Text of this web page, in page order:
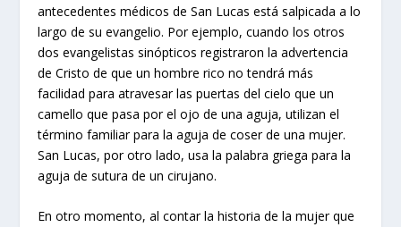
antecedentes médicos de San Lucas está salpicada a lo
largo de su evangelio. Por ejemplo, cuando los otros
dos evangelistas sinópticos registraron la advertencia
de Cristo de que un hombre rico no tendrá más
facilidad para atravesar las puertas del cielo que un
camello que pasa por el ojo de una aguja, utilizan el
término familiar para la aguja de coser de una mujer.
San Lucas, por otro lado, usa la palabra griega para la
aguja de sutura de un cirujano.
En otro momento, al contar la historia de la mujer que